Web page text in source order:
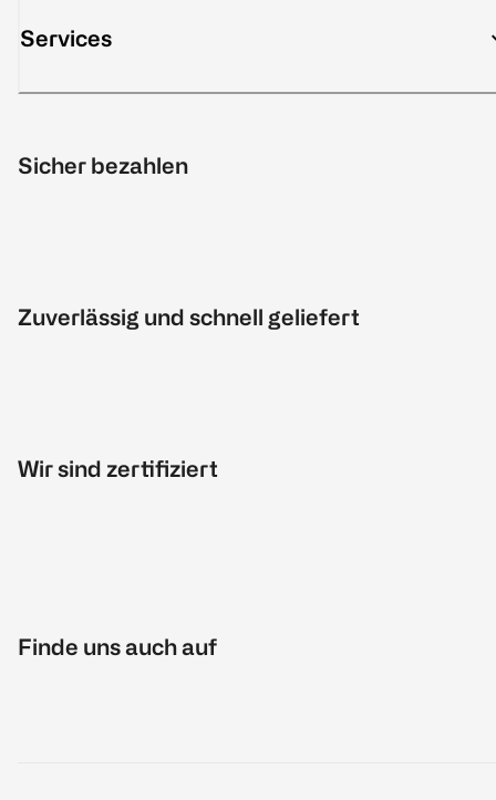
Services
Sicher bezahlen
Zuverlässig und schnell geliefert
Wir sind zertifiziert
Finde uns auch auf